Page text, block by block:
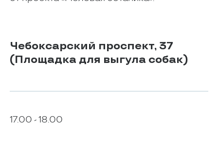
Чебоксарский проспект, 37
(Площадка для выгула собак)
17.00 - 18.00